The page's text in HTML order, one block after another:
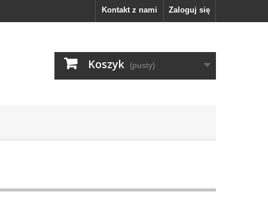
Zaloguj się
Kontakt z nami
Koszyk (pusty)